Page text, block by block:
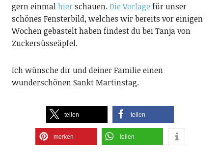
gern einmalhier schauen.Die Vorlage für unser
schönes Fensterbild, welches wir bereits vor einigen
Wochen gebastelt haben findest du bei Tanja von
Zuckersüsseäpfel.
Ich wünsche dir und deiner Familie einen
wunderschönen Sankt Martinstag.
teilen teilen
merken teilen